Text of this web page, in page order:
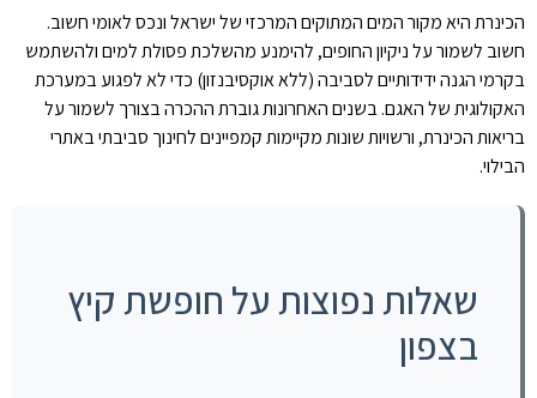
הכינרת היא מקור המים המתוקים המרכזי של ישראל ונכס לאומי חשוב.
חשוב לשמור על ניקיון החופים, להימנע מהשלכת פסולת למים ולהשתמש
בקרמי הגנה ידידותיים לסביבה (ללא אוקסיבנזון) כדי לא לפגוע במערכת
האקולוגית של האגם. בשנים האחרונות גוברת ההכרה בצורך לשמור על
בריאות הכינרת, ורשויות שונות מקיימות קמפיינים לחינוך סביבתי באתרי
הבילוי.
שאלות נפוצות על חופשת קיץ
בצפון